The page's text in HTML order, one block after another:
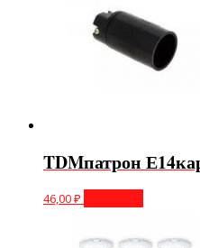
TDMпатрон
46,00₽